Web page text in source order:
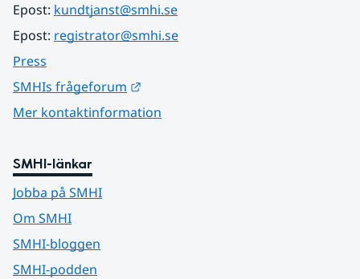
Epost: kundtjanst@smhi.se
Epost: registrator@smhi.se
Press
SMHIs frågeforum
Mer kontaktinformation
SMHI-länkar
Jobba på SMHI
Om SMHI
SMHI-bloggen
SMHI-podden